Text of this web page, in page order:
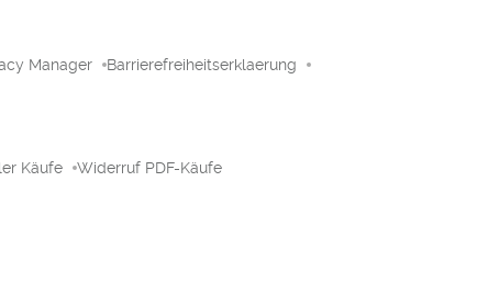
Manager
Barrierefreiheitserklaerung
Käufe Widerruf PDF-Käufe